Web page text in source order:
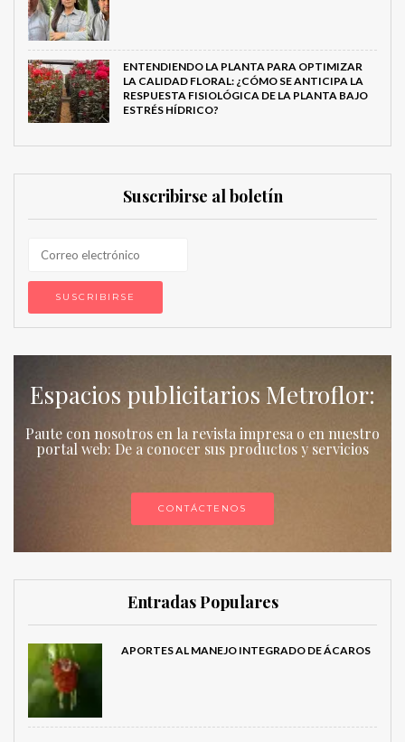
ENTENDIENDO LA PLANTA PARA OPTIMIZAR
LA CALIDAD FLORAL: ¿CÓMO SE ANTICIPA LA
RESPUESTA FISIOLÓGICA DE LA PLANTA BAJO
ESTRÉS HÍDRICO?
Suscribirse al boletín
Espacios publicitarios Metroflor:
Paute con nosotros en la revista impresa o en nuestro
portal web: De a conocer sus productos y servicios
CONTÁCTENOS
Entradas Populares
APORTES AL MANEJO INTEGRADO DE ÁCAROS